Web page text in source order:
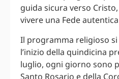
guida sicura verso
vivere una Fede
Il programma religioso
l’inizio della quindicina
luglio, ogni giorno sono
Santo Rosario e della